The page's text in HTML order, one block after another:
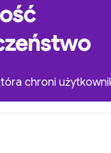
chroni